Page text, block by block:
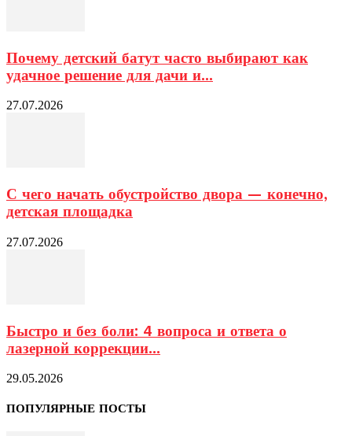
Почему детский батут часто выбирают как
удачное решение для дачи и...
27.07.2026
С чего начать обустройство двора — конечно,
детская площадка
27.07.2026
Быстро и без боли: 4 вопроса и ответа о
лазерной коррекции...
29.05.2026
ПОПУЛЯРНЫЕ ПОСТЫ